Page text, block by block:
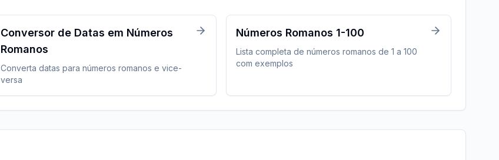
Conversor de Datas em Números
Romanos
Converta datas para números romanos e vice-
versa
Números Romanos 1-100
Lista completa de números romanos de 1 a 100
com exemplos